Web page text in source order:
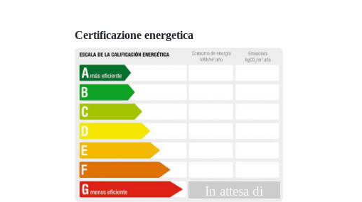
Certificazione energetica
In attesa di